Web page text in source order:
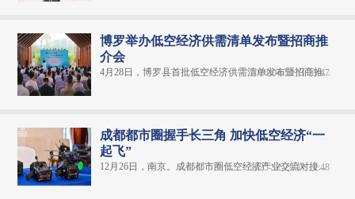
博罗举办低空经济供需清单发布暨招商推
介会
4月28日，博罗县首批低空经济供需清单发布暨招商推...
2026-04-29 11:25:47
成都都市圈握手长三角 加快低空经济“一
起飞”
12月26日，南京。成都都市圈低空经济产业交流对接...
2025-12-29 11:12:48